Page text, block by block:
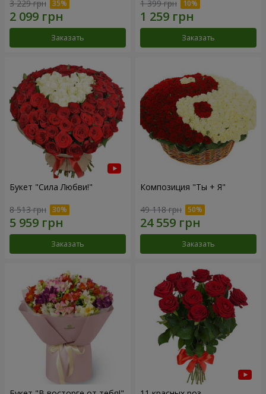
3 229 грн
Заказать
1 399 грн
Заказать
Букет "Сила Любви!"
8 513 грн
Заказать
Композиция "Ты + Я"
49 118 грн
Заказать